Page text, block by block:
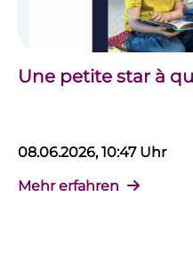
Une petite star à
08.06.2026, 10:47 Uhr
Mehr erfahren